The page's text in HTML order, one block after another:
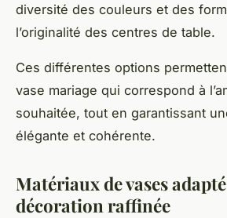
diversité des couleurs et des
l’originalité des centres de table.
Ces différentes options
vase mariage qui correspond à
souhaitée, tout en garantissant
élégante et cohérente.
Matériaux de vases
décoration raffinée